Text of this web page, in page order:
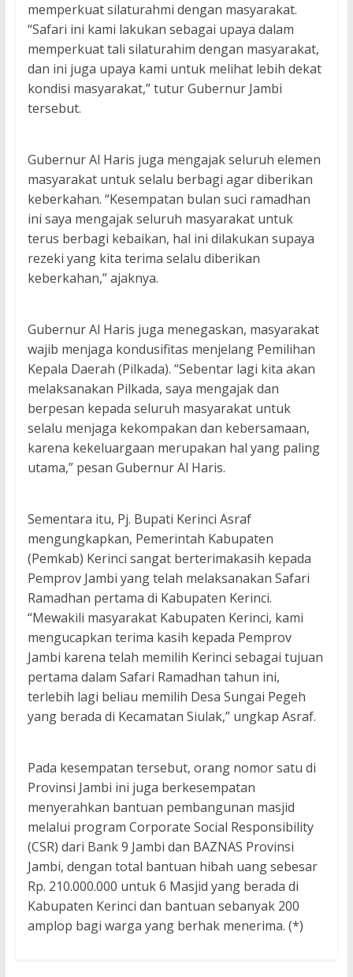
memperkuat silaturahmi dengan masyarakat.
“Safari ini kami lakukan sebagai upaya dalam
memperkuat tali silaturahim dengan masyarakat,
dan ini juga upaya kami untuk melihat lebih dekat
kondisi masyarakat,” tutur Gubernur Jambi
tersebut.
Gubernur Al Haris juga mengajak seluruh elemen
masyarakat untuk selalu berbagi agar diberikan
keberkahan. “Kesempatan bulan suci ramadhan
ini saya mengajak seluruh masyarakat untuk
terus berbagi kebaikan, hal ini dilakukan supaya
rezeki yang kita terima selalu diberikan
keberkahan,” ajaknya.
Gubernur Al Haris juga menegaskan, masyarakat
wajib menjaga kondusifitas menjelang Pemilihan
Kepala Daerah (Pilkada). “Sebentar lagi kita akan
melaksanakan Pilkada, saya mengajak dan
berpesan kepada seluruh masyarakat untuk
selalu menjaga kekompakan dan kebersamaan,
karena kekeluargaan merupakan hal yang paling
utama,” pesan Gubernur Al Haris.
Sementara itu, Pj. Bupati Kerinci Asraf
mengungkapkan, Pemerintah Kabupaten
(Pemkab) Kerinci sangat berterimakasih kepada
Pemprov Jambi yang telah melaksanakan Safari
Ramadhan pertama di Kabupaten Kerinci.
“Mewakili masyarakat Kabupaten Kerinci, kami
mengucapkan terima kasih kepada Pemprov
Jambi karena telah memilih Kerinci sebagai tujuan
pertama dalam Safari Ramadhan tahun ini,
terlebih lagi beliau memilih Desa Sungai Pegeh
yang berada di Kecamatan Siulak,” ungkap Asraf.
Pada kesempatan tersebut, orang nomor satu di
Provinsi Jambi ini juga berkesempatan
menyerahkan bantuan pembangunan masjid
melalui program Corporate Social Responsibility
(CSR) dari Bank 9 Jambi dan BAZNAS Provinsi
Jambi, dengan total bantuan hibah uang sebesar
Rp. 210.000.000 untuk 6 Masjid yang berada di
Kabupaten Kerinci dan bantuan sebanyak 200
amplop bagi warga yang berhak menerima. (*)